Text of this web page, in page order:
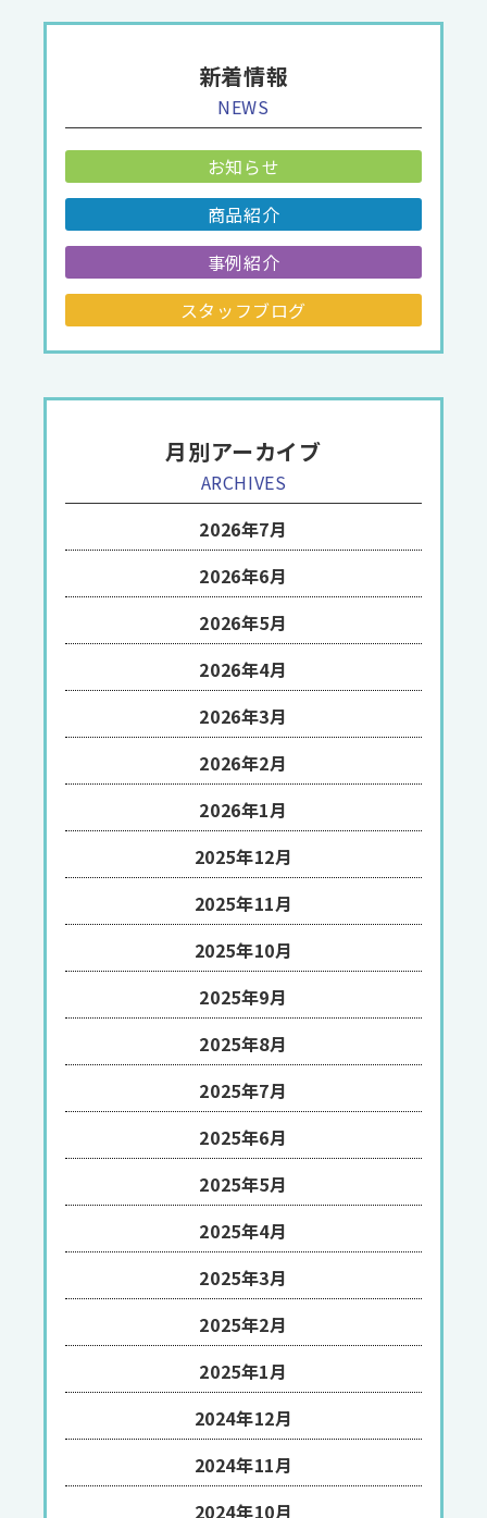
新着情報
NEWS
お知らせ
商品紹介
事例紹介
スタッフブログ
月別アーカイブ
ARCHIVES
2026年7月
2026年6月
2026年5月
2026年4月
2026年3月
2026年2月
2026年1月
2025年12月
2025年11月
2025年10月
2025年9月
2025年8月
2025年7月
2025年6月
2025年5月
2025年4月
2025年3月
2025年2月
2025年1月
2024年12月
2024年11月
2024年10月